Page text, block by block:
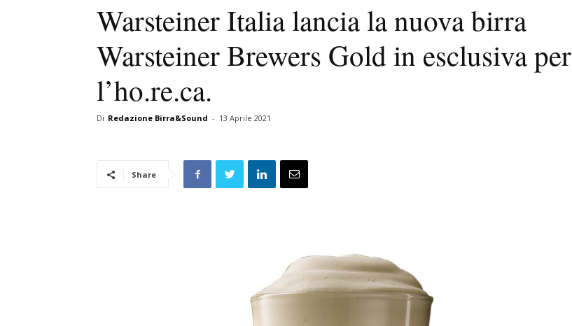
Warsteiner Italia lancia la nuova birra
Warsteiner Brewers Gold in esclusiva per
l’ho.re.ca.
Di Redazione Birra&Sound - 13 Aprile 2021
Share